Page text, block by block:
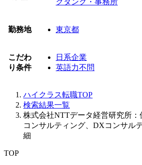
クタンク・事務所
勤務地 東京都
こだわ
り条件
日系企業
英語力不問
ハイクラス転職TOP
検索結果一覧
株式会社NTTデータ経営研究所：
コンサルティング、DXコンサル
細
TOP